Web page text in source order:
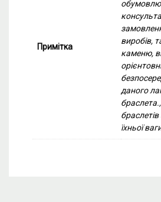
Примітка
виробів,
каменю,
даного
їхньої